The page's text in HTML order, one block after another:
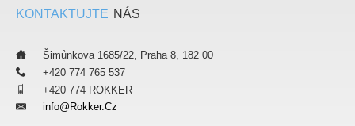
KONTAKTUJTE NÁS
Šimůnkova 1685/22, Praha 8, 182 00
+420 774 765 537
+420 774 ROKKER
Info@rokker.cz